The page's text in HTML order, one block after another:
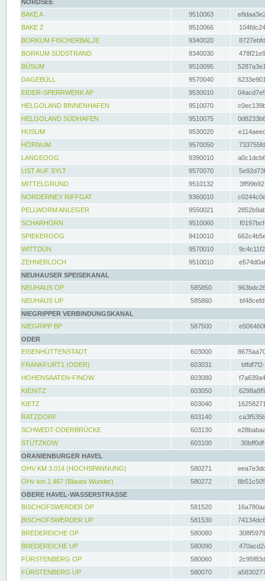
NORDSEE
BAKE A
9510063
BAKE Z
9510066
BORKUM FISCHERBALJE
9340020
BORKUM SÜDSTRAND
9340030
BÜSUM
9510095
DAGEBÜLL
9570040
EIDER-SPERRWERK AP
9530010
HELGOLAND BINNENHAFEN
9510070
HELGOLAND SÜDHAFEN
9510075
HUSUM
9530020
HÖRNUM
9570050
LANGEOOG
9390010
LIST AUF SYLT
9570070
MITTELGRUND
9510132
NORDERNEY RIFFGAT
9360010
PELLWORM ANLEGER
9550021
SCHARHÖRN
9510060
SPIEKEROOG
9410010
WITTDÜN
9570010
ZEHNERLOCH
9510010
NEUHAUSER SPEISEKANAL
NEUHAUS OP
585850
NEUHAUS UP
585860
NIEGRIPPER VERBINDUNGSKANAL
NIEGRIPP BP
587500
ODER
EISENHÜTTENSTADT
603000
FRANKFURT1 (ODER)
603031
HOHENSAATEN-FINOW
603080
KIENITZ
603050
KIETZ
603040
RATZDORF
603140
SCHWEDT-ODERBRÜCKE
603130
STÜTZKOW
603100
ORANIENBURGER HAVEL
OHV KM 3.014 (HOCHSPANNUNG)
580271
OHv km 1.467 (Blaues Wunder)
580272
OBERE HAVEL-WASSERSTRASSE
BISCHOFSWERDER OP
581520
BISCHOFSWERDER UP
581530
BREDEREICHE OP
580080
BREDEREICHE UP
580090
FÜRSTENBERG OP
580060
FÜRSTENBERG UP
580070